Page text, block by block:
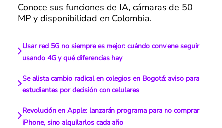
Conoce sus funciones de IA, cámaras de 50
MP y disponibilidad en Colombia.
Usar red 5G no siempre es mejor: cuándo conviene seguir
usando 4G y qué diferencias hay
Se alista cambio radical en colegios en Bogotá: aviso para
estudiantes por decisión con celulares
Revolución en Apple: lanzarán programa para no comprar
iPhone, sino alquilarlos cada año